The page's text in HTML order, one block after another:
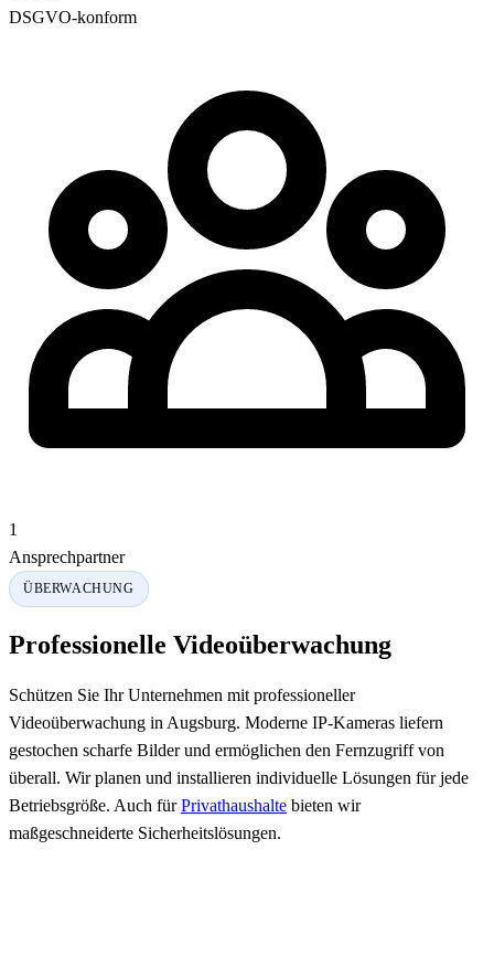
DSGVO-konform
1
Ansprechpartner
ÜBERWACHUNG
Professionelle Videoüberwachung
Schützen Sie Ihr Unternehmen mit professioneller
Videoüberwachung in Augsburg. Moderne IP-Kameras liefern
gestochen scharfe Bilder und ermöglichen den Fernzugriff von
überall. Wir planen und installieren individuelle Lösungen für jede
Betriebsgröße. Auch fürPrivathaushalte bieten wir
maßgeschneiderte Sicherheitslösungen.